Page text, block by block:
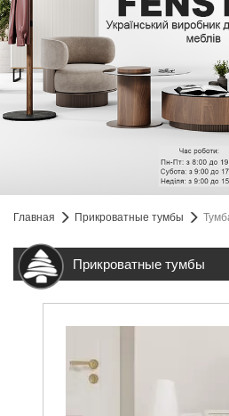
Главная Прикроватные тумбы
Прикроватные тумбы